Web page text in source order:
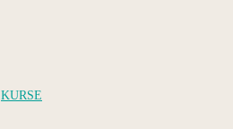
KURSE